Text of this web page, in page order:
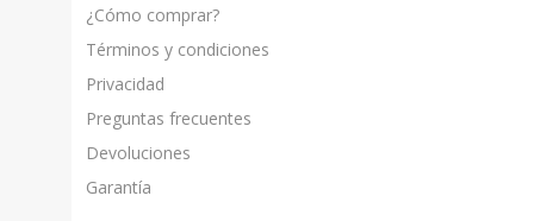
¿Cómo comprar?
Términos y condiciones
Privacidad
Preguntas frecuentes
Devoluciones
Garantía